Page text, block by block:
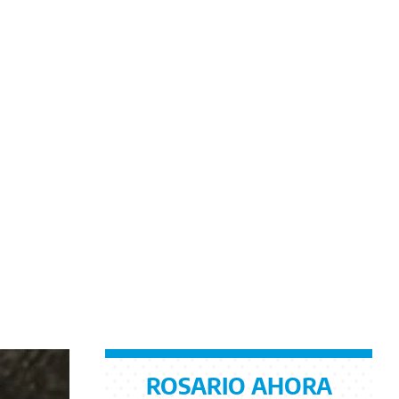
ROSARIO AHORA